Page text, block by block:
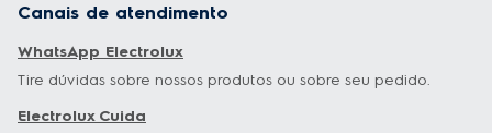
Canais de atendimento
WhatsApp Electrolux
Tire dúvidas sobre nossos produtos ou sobre seu pedido.
Electrolux Cuida